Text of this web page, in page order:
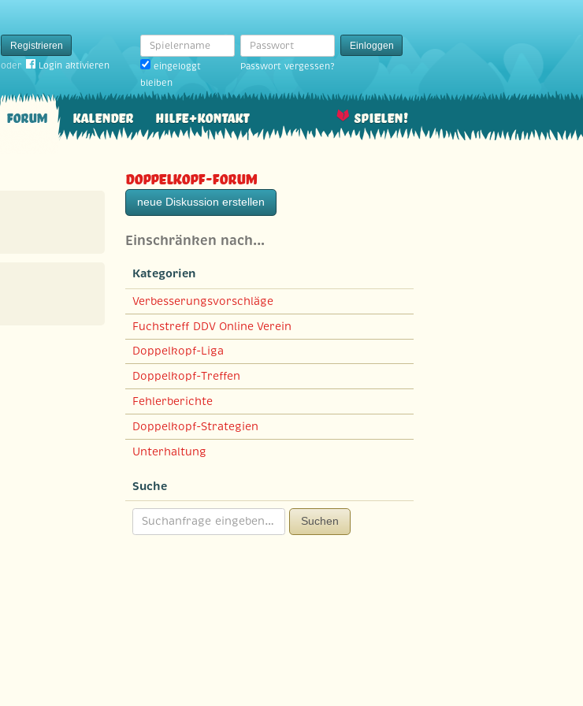
Registrieren
oder
Login aktivieren
Spielername
eingeloggt
bleiben
Passwort
Einloggen
Passwort vergessen?
Forum Kalender Hilfe+Kontakt Spielen!
Doppelkopf-Forum
neue Diskussion erstellen
Einschränken nach…
Kategorien
Verbesserungsvorschläge
Fuchstreff DDV Online Verein
Doppelkopf-Liga
Doppelkopf-Treffen
Fehlerberichte
Doppelkopf-Strategien
Unterhaltung
Suche
Suchen